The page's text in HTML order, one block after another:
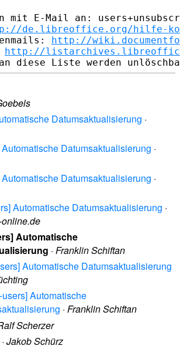
mit E-Mail an:
de.libreoffice.org/hilfe-
http://
http://
Datumsaktualisierung ·
Datumsaktualisierung ·
Datumsaktualisierung ·
Automatische Datumsaktualisierung ·
online.de
Automatische
· Franklin Schiftan
Automatische Datumsaktualisierung
users] Automatische
· Franklin Schiftan
Scherzer
· Jakob Schürz